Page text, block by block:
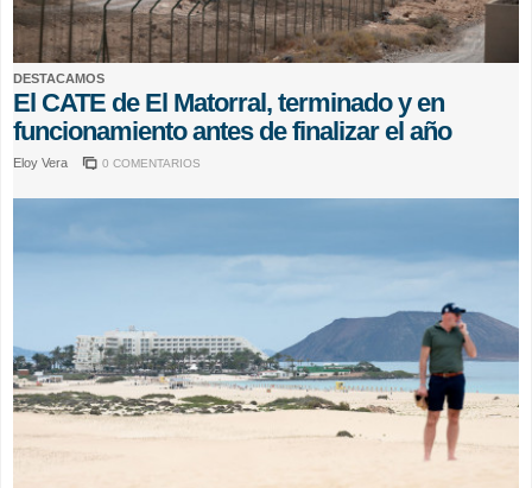
DESTACAMOS
El CATE de El Matorral, terminado y en
funcionamiento antes de finalizar el año
Eloy Vera 0 COMENTARIOS